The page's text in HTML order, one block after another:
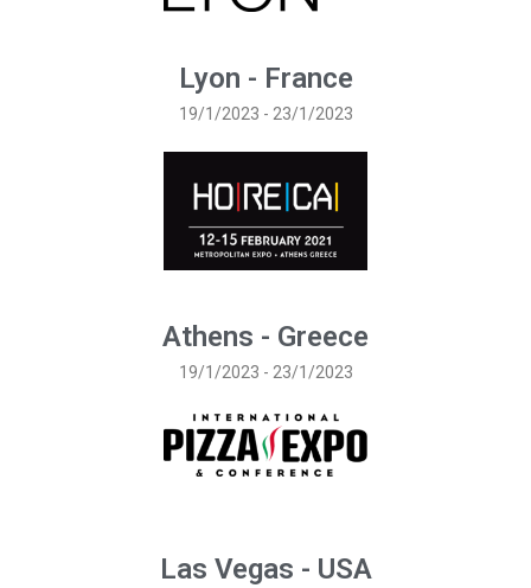
Lyon - France
19/1/2023 - 23/1/2023
Athens - Greece
19/1/2023 - 23/1/2023
Las Vegas - USA